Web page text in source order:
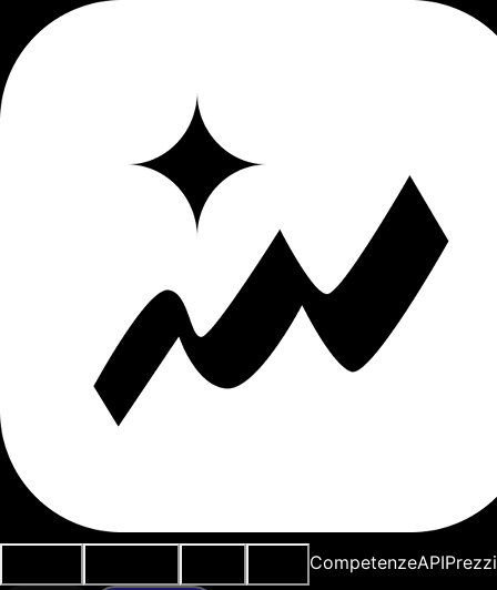
CompetenzeAPIPrezzi